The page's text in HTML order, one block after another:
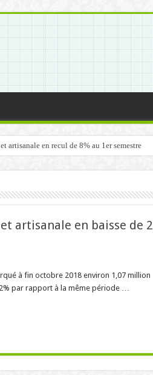
artisanale en recul de 8% au 1er semestre
artisanale en baisse de 2
à fin octobre 2018 environ 1,07 million
par rapport à la même période …